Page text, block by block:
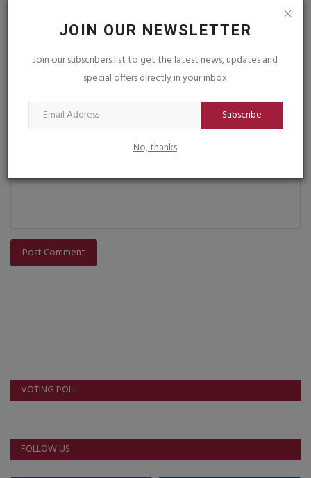
JOIN OUR NEWSLETTER
Join our subscribers list to get the latest news, updates and
special offers directly in your inbox
Subscribe
No, thanks
Post Comment
VOTING POLL
FOLLOW US